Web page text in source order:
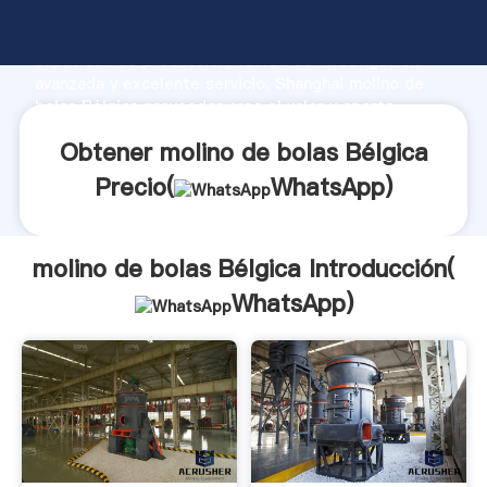
capacidad de producción, fuerza de investigación
bolas Bélgica proveedor crea el valor y aporta
Obtener molino de bolas Bélgica
Precio(
WhatsApp)
molino de bolas Bélgica Introducción(
WhatsApp)